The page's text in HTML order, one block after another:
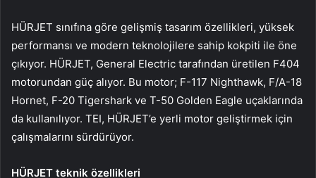
HÜRJET sınıfına göre gelişmiş tasarım özellikleri, yüksek
performansı ve modern teknolojilere sahip kokpiti ile öne
çıkıyor. HÜRJET, General Electric tarafından üretilen F404
motorundan güç alıyor. Bu motor; F-117 Nighthawk, F/A-18
Hornet, F-20 Tigershark ve T-50 Golden Eagle uçaklarında
da kullanılıyor. TEI, HÜRJET’e yerli motor geliştirmek için
çalışmalarını sürdürüyor.
HÜRJET teknik özellikleri